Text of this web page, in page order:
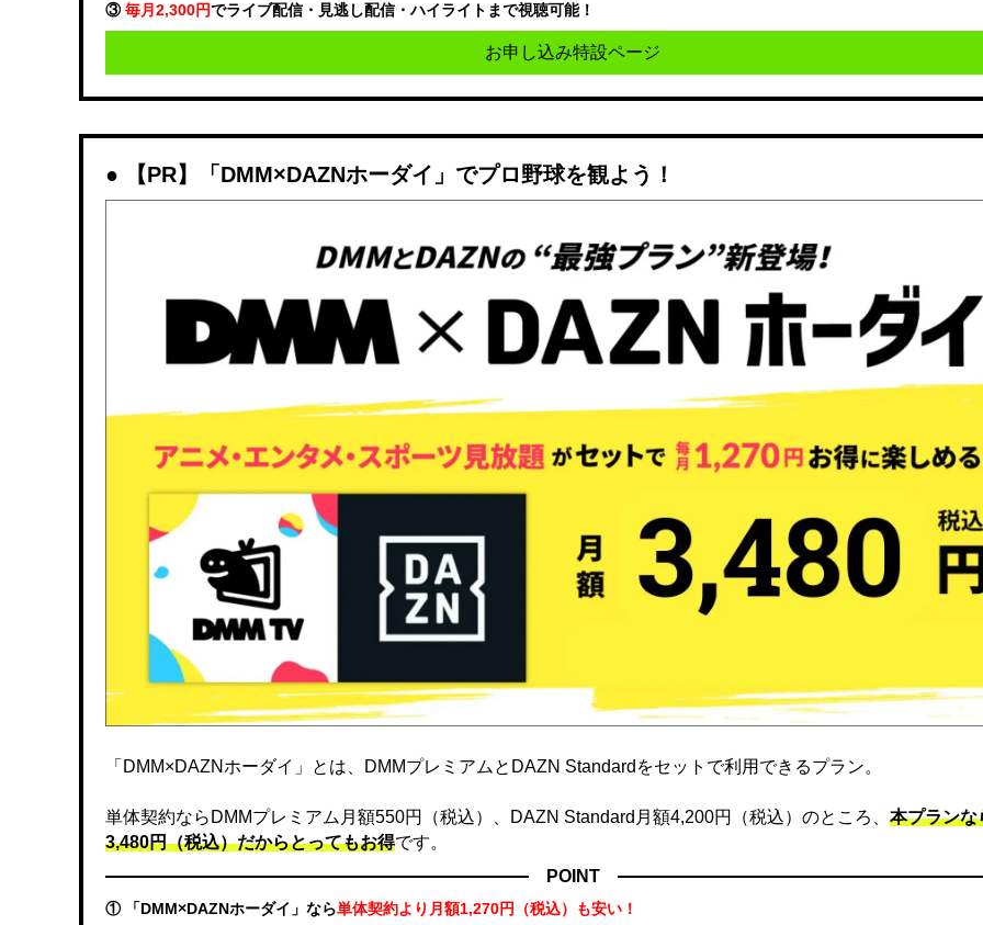
③毎月2,300円でライブ配信・見逃し配信・ハイライトまで視聴可能！
お申し込み特設ページ
【PR】「DMM×DAZNホーダイ」でプロ野球を観よう！
「DMM×DAZNホーダイ」とは、DMMプレミアムとDAZN Standardをセットで利用できるプラン。
単体契約ならDMMプレミアム月額550円（税込）、DAZN Standard月額4,200円（税込）のところ、 本プランな
3,480円（税込）だからとってもお得です。
POINT
① 「DMM×DAZNホーダイ」なら単体契約より月額1,270円（税込）も安い！